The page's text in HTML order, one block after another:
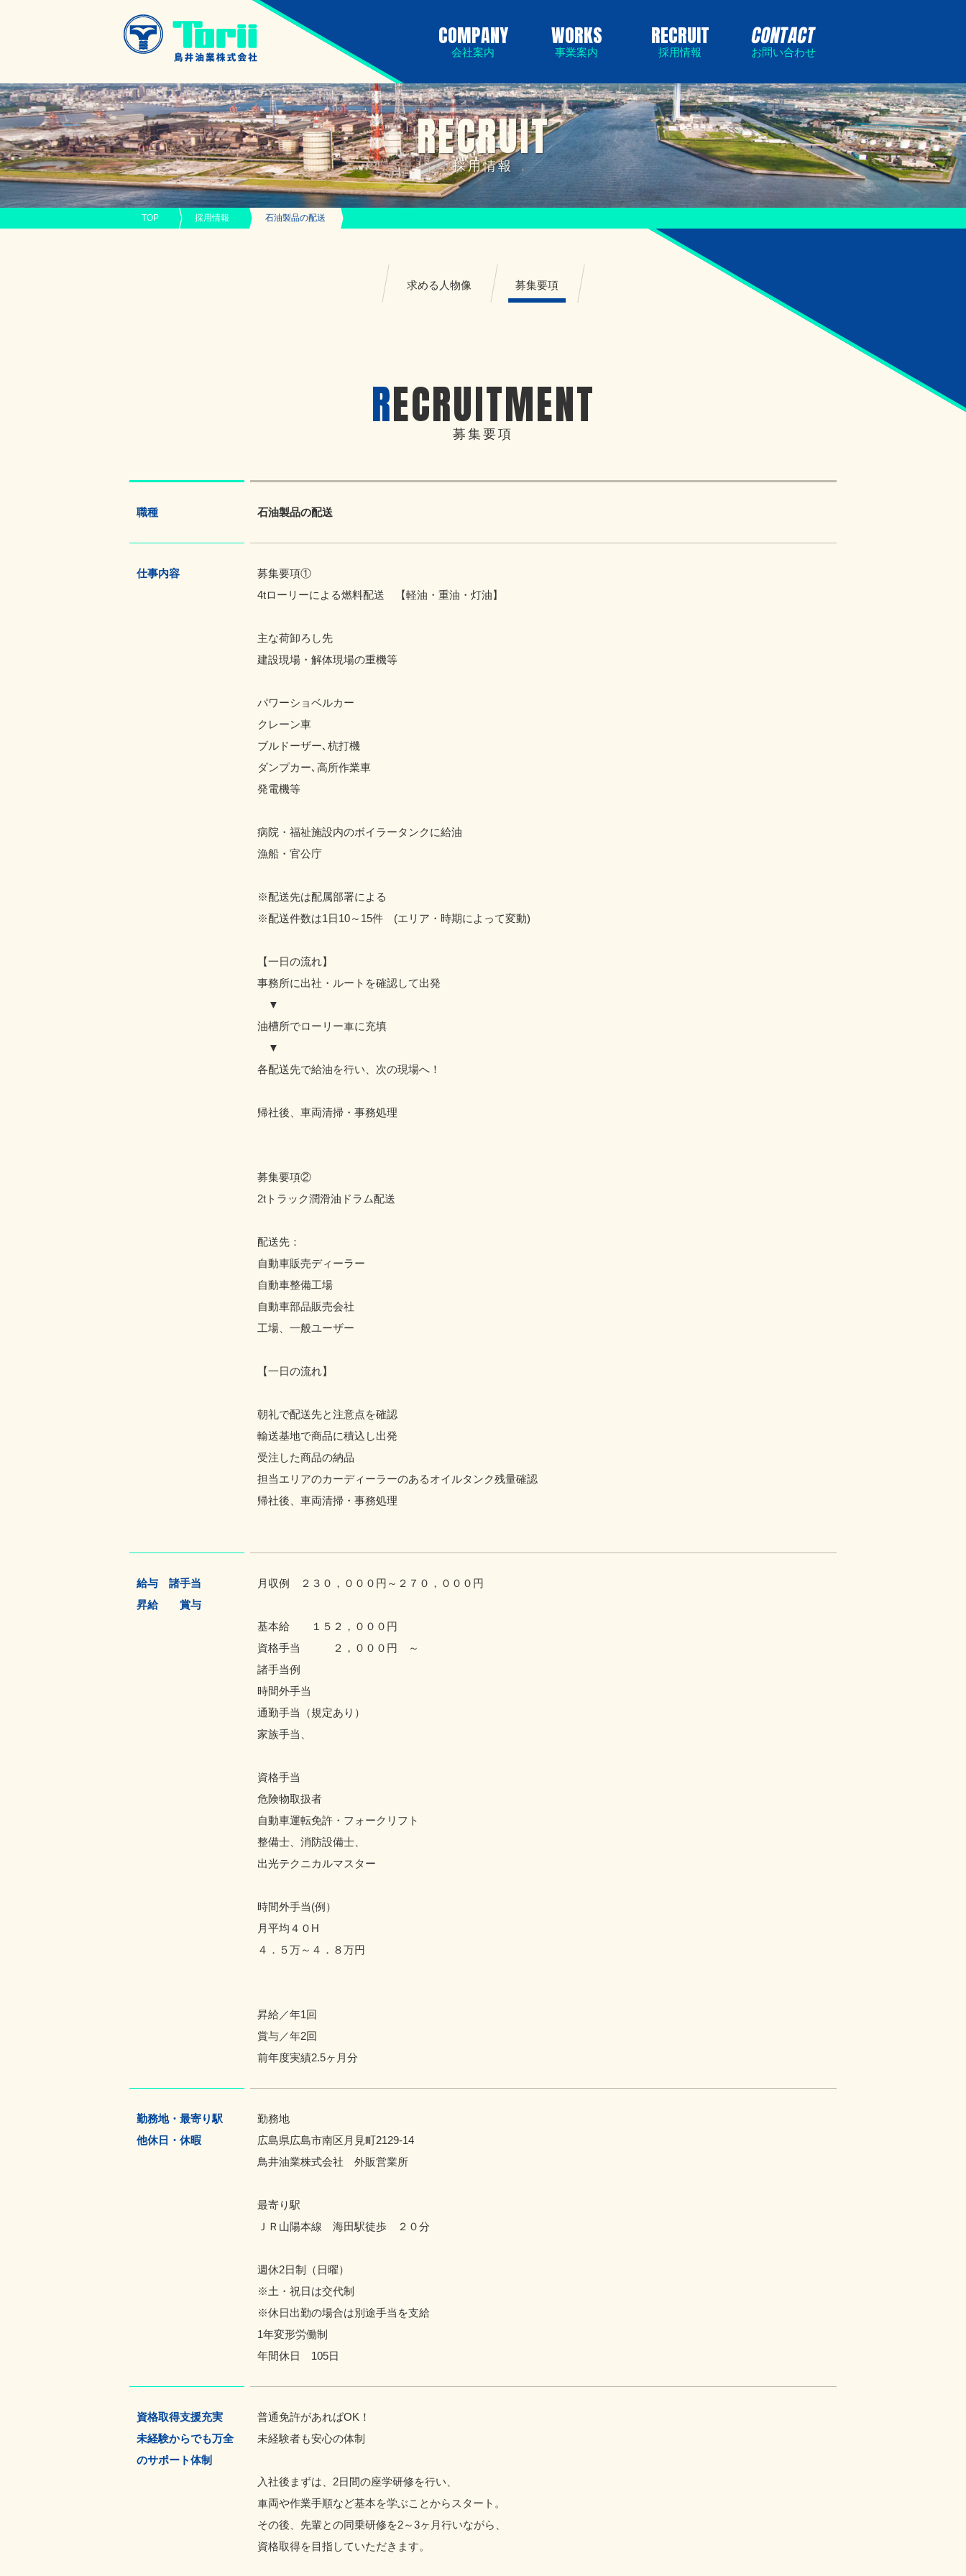
COMPANY
会社案内
WORKS
事業案内
RECRUIT
採用情報
CONTACT
お問い合わせ
RECRUIT
採用情報
TOP 採用情報 石油製品の配送
求める人物像 募集要項
RECRUITMENT
募集要項
職種 石油製品の配送
仕事内容
募集要項①
4tローリーによる燃料配送 【軽油・重油・灯油】
主な荷卸ろし先
建設現場・解体現場の重機等
パワーショベルカー
クレーン車
ブルドーザー､杭打機
ダンプカー､高所作業車
発電機等
病院・福祉施設内のボイラータンクに給油
漁船・官公庁
※配送先は配属部署による
※配送件数は1日10～15件 (エリア・時期によって変動)
【一日の流れ】
事務所に出社・ルートを確認して出発
▼
油槽所でローリー車に充填
▼
各配送先で給油を行い、次の現場へ！
帰社後、車両清掃・事務処理
募集要項②
2tトラック潤滑油ドラム配送
配送先：
自動車販売ディーラー
自動車整備工場
自動車部品販売会社
工場、一般ユーザー
【一日の流れ】
朝礼で配送先と注意点を確認
輸送基地で商品に積込し出発
受注した商品の納品
担当エリアのカーディーラーのあるオイルタンク残量確認
帰社後、車両清掃・事務処理
給与 諸手当
昇給 賞与
月収例 ２３０，０００円～２７０，０００円
基本給 １５２，０００円
資格手当 ２，０００円 ～
諸手当例
時間外手当
通勤手当（規定あり）
家族手当、
資格手当
危険物取扱者
自動車運転免許・フォークリフト
整備士、消防設備士、
出光テクニカルマスター
時間外手当(例）
月平均４０H
４．５万～４．８万円
昇給／年1回
賞与／年2回
前年度実績2.5ヶ月分
勤務地・最寄り駅
他休日・休暇
勤務地
広島県広島市南区月見町2129-14
鳥井油業株式会社 外販営業所
最寄り駅
ＪＲ山陽本線 海田駅徒歩 ２０分
週休2日制（日曜）
※土・祝日は交代制
※休日出勤の場合は別途手当を支給
1年変形労働制
年間休日 105日
資格取得支援充実
未経験からでも万全
のサポート体制
普通免許があればOK！
未経験者も安心の体制
入社後まずは、2日間の座学研修を行い、
車両や作業手順など基本を学ぶことからスタート。
その後、先輩との同乗研修を2～3ヶ月行いながら、
資格取得を目指していただきます。